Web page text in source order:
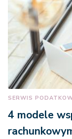
SERWIS
4 modele